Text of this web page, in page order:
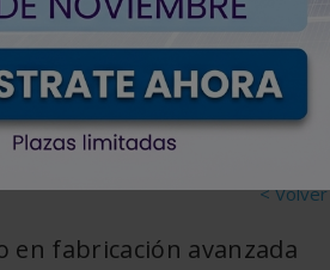
< Volver
fabricación avanzada